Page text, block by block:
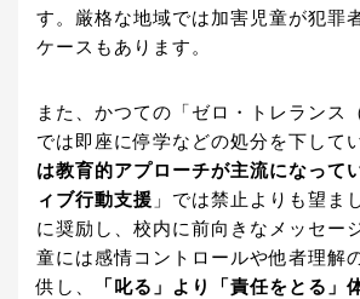
す。厳格な地域では加害児童が犯罪
ケースもあります。
また、かつての「ゼロ・トレランス
では即座に停学などの処分を下して
は教育的アプローチが主流になって
ィブ行動支援 」では禁止よりも望ま
に奨励し、校内に前向きなメッセー
童には感情コントロールや他者理解
供し、
「叱る」より「責任をとる」